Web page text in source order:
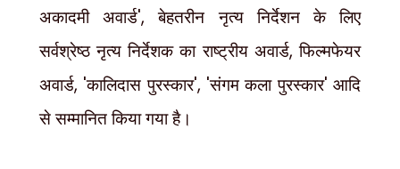
अकादमी अवार्ड',बेहतरीन नृत्य निर्देशन के लिए
सर्वश्रेष्ठ नृत्य निर्देशक का राष्ट्रीय अवार्ड,फिल्मफेयर
अवार्ड, 'कालिदास पुरस्कार', 'संगम कला पुरस्कार'आदि
से सम्मानित किया गया है।